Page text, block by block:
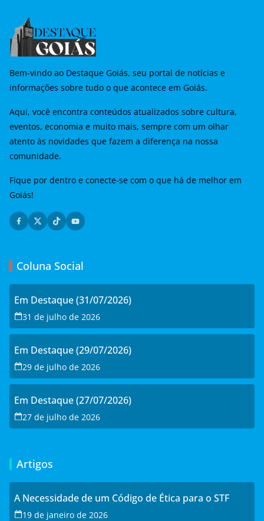
Bem-vindo ao Destaque Goiás, seu portal de notícias e
informações sobre tudo o que acontece em Goiás.
Aqui, você encontra conteúdos atualizados sobre cultura,
eventos, economia e muito mais, sempre com um olhar
atento às novidades que fazem a diferença na nossa
comunidade.
Fique por dentro e conecte-se com o que há de melhor em
Goiás!
Coluna Social
Em Destaque (31/07/2026)
31 de julho de 2026
Em Destaque (29/07/2026)
29 de julho de 2026
Em Destaque (27/07/2026)
27 de julho de 2026
Artigos
A Necessidade de um Código de Ética para o STF
19 de janeiro de 2026